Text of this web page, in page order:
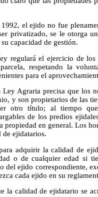
el ejido no fue
privatizado, se le otorga
capacidad de gestión.
regulará el ejercicio de los
respetando la
para el
Agraria precisa que los
y son propietarios de las
otro título; al tiempo que
de los predios
propiedad en general. Los
de ejidatarios.
adquirir la calidad de
o de cualquier edad si
del ejido correspondiente,
cada ejido en su
la calidad de ejidatario se